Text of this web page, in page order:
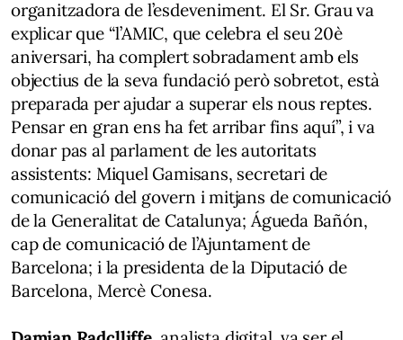
organitzadora de l’esdeveniment. El Sr. Grau va
explicar que “l’AMIC, que celebra el seu 20è
aniversari, ha complert sobradament amb els
objectius de la seva fundació però sobretot, està
preparada per ajudar a superar els nous reptes.
Pensar en gran ens ha fet arribar fins aquí”, i va
donar pas al parlament de les autoritats
assistents: Miquel Gamisans, secretari de
comunicació del govern i mitjans de comunicació
de la Generalitat de Catalunya; Águeda Bañón,
cap de comunicació de l’Ajuntament de
Barcelona; i la presidenta de la Diputació de
Barcelona, Mercè Conesa.